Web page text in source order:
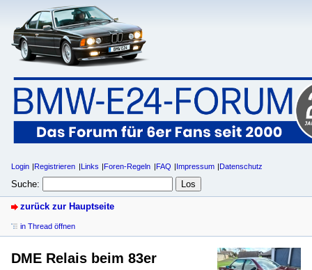
Login Registrieren Links Foren-Regeln FAQ Impressum Datenschutz
Suche:
zurück zur Hauptseite
in Thread öffnen
DME Relais beim 83er